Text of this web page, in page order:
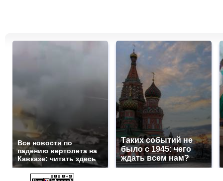
Все новости по
падению вертолета на
Кавказе: читать здесь
Таких событий не
было с 1945: чего
ждать всем нам?